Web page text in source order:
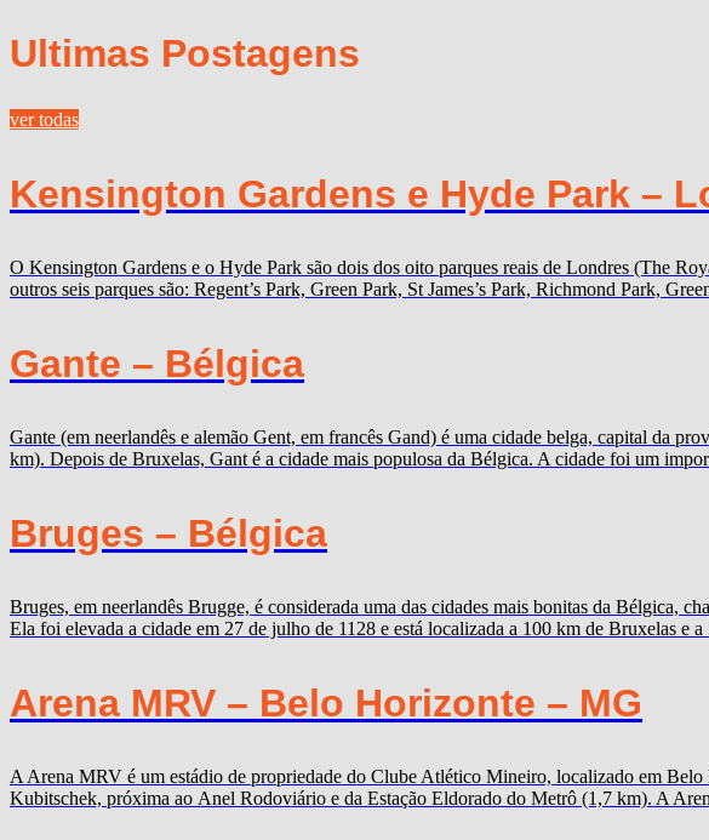
Ultimas Postagens
ver todas
Kensington Gardens e Hyde Park –
O Kensington Gardens e o Hyde Park são dois dos oito parques reais de Londres (The
outros seis parques são: Regent’s Park, Green Park, St James’s Park, Richmond Park,
Gante – Bélgica
Gante (em neerlandês e alemão Gent, em francês Gand) é uma cidade belga, capital da
km). Depois de Bruxelas, Gant é a cidade mais populosa da Bélgica. A cidade foi um
Bruges – Bélgica
Bruges, em neerlandês Brugge, é considerada uma das cidades mais bonitas da Bélgica,
Ela foi elevada a cidade em 27 de julho de 1128 e está localizada a 100 km de Bruxelas e
Arena MRV – Belo Horizonte – MG
A Arena MRV é um estádio de propriedade do Clube Atlético Mineiro, localizado em
Kubitschek, próxima ao Anel Rodoviário e da Estação Eldorado do Metrô (1,7 km). A